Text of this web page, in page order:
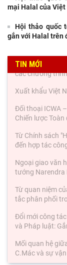
mại Halal của Việt
Hội thảo quốc
gắn với Halal trên
TIN MỚI
các chương
Xuất khẩu Việt
Chiến lược
đến hợp tác
tướng
tắc phân phối
và Pháp luật: